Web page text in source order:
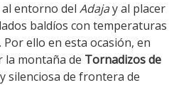
entorno del Adajay al placer
baldíos con temperaturas
ello en esta ocasión, en
la montaña de Tornadizos de
silenciosa de frontera de